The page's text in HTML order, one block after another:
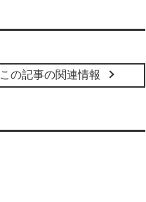
この記事の関連情報